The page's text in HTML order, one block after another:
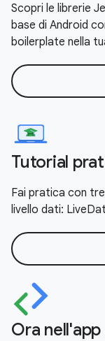
Scopri le librerie
base di Android
boilerplate nella
Tutorial
Fai pratica con
livello dati:
Ora